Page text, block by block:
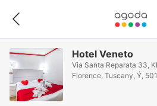
Hotel Veneto
Via Santa Reparata 33,
Florence, Tuscany, Ý,